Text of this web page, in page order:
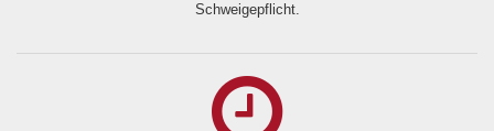
Schweigepflicht.